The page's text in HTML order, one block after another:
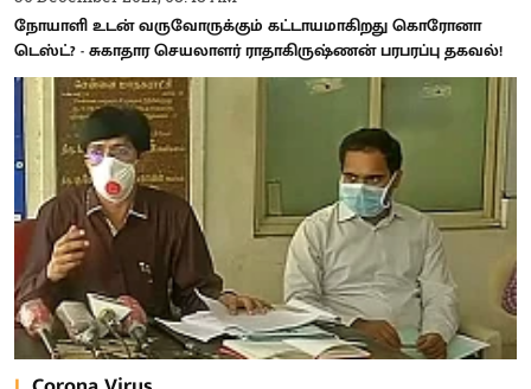
நோயாளி உடன் வருவோருக்கும் கட்டாயமாகிறது கொரோனா
டெஸ்ட்? - சுகாதார செயலாளர் ராதாகிருஷ்ணன் பரபரப்பு தகவல்!